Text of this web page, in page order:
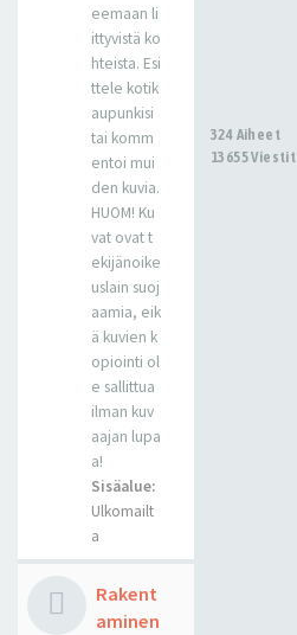
eemaan li
ittyvistä ko
hteista. Esi
ttele kotik
aupunkisi
tai komm
entoi mui
den kuvia.
HUOM! Ku
vat ovat t
ekijänoike
uslain suoj
aamia, eik
ä kuvien k
opiointi ol
e sallittua
ilman kuv
aajan lupa
a!
Sisäalue:
Ulkomailt
a
324 Aiheet
13655 Viestit
Rakent
aminen